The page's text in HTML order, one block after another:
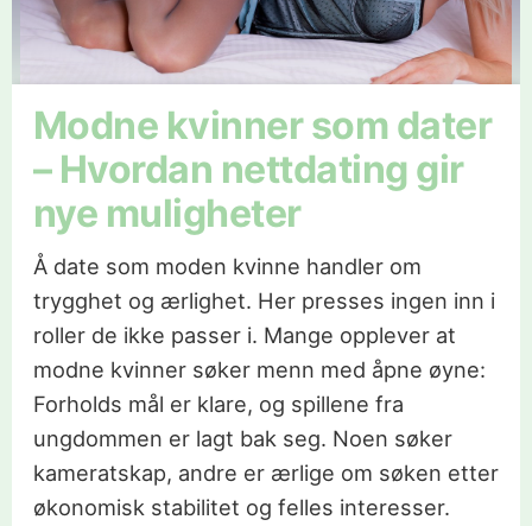
Modne kvinner som dater
– Hvordan nettdating gir
nye muligheter
Å date som moden kvinne handler om
trygghet og ærlighet. Her presses ingen inn i
roller de ikke passer i. Mange opplever at
modne kvinner søker menn med åpne øyne:
Forholds mål er klare, og spillene fra
ungdommen er lagt bak seg. Noen søker
kameratskap, andre er ærlige om søken etter
økonomisk stabilitet og felles interesser.